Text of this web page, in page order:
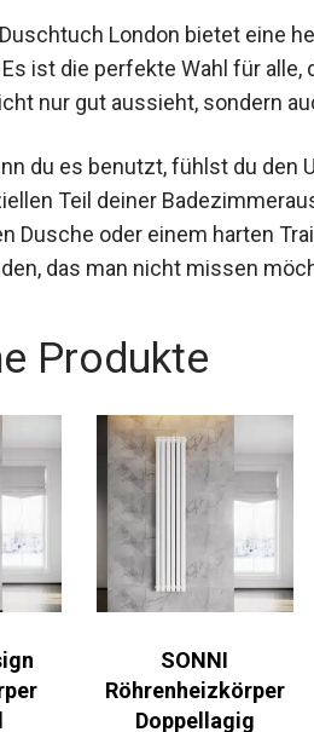
London bietet eine
ist die perfekte Wahl für
nur gut aussieht, sondern
du es benutzt, fühlst du den
Teil deiner
Dusche oder einem harten
das man nicht missen
Produkte
SONNI
Röhrenheizkörper
Doppellagig